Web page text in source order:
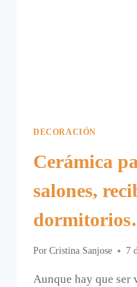
DECORACIÓN
Cerámica
salones,
Por Cristina Sanjose 7
Aunque hay que ser